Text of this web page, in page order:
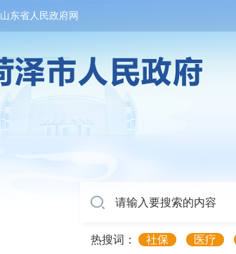
山东省人民政府网
热搜词： 社保 医疗